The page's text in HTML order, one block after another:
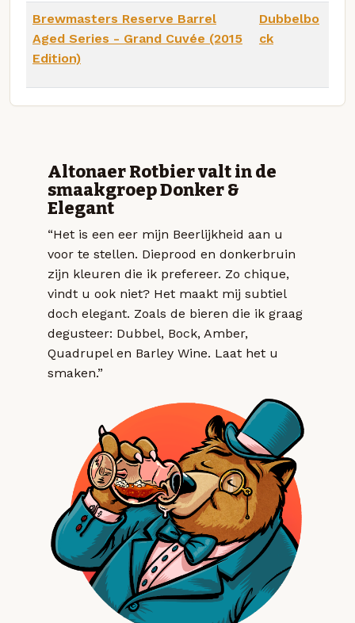
Brewmasters Reserve Barrel
Aged Series - Grand Cuvée (2015
Edition)
Dubbelbo
ck
Altonaer Rotbier valt in de
smaakgroep Donker &
Elegant
“Het is een eer mijn Beerlijkheid aan u
voor te stellen. Dieprood en donkerbruin
zijn kleuren die ik prefereer. Zo chique,
vindt u ook niet? Het maakt mij subtiel
doch elegant. Zoals de bieren die ik graag
degusteer: Dubbel, Bock, Amber,
Quadrupel en Barley Wine. Laat het u
smaken.”